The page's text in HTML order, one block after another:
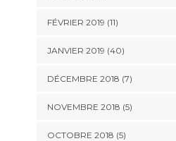
FÉVRIER 2019 (11)
JANVIER 2019 (40)
DÉCEMBRE 2018 (7)
NOVEMBRE 2018 (5)
OCTOBRE 2018 (5)